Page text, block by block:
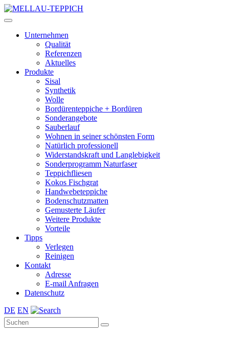
Unternehmen
Qualität
Referenzen
Aktuelles
Produkte
Sisal
Synthetik
Wolle
Bordürenteppiche + Bordüren
Sonderangebote
Sauberlauf
Wohnen in seiner schönsten Form
Natürlich professionell
Widerstandskraft und Langlebigkeit
Sonderprogramm Naturfaser
Teppichfliesen
Kokos Fischgrat
Handwebeteppiche
Bodenschutzmatten
Gemusterte Läufer
Weitere Produkte
Vorteile
Tipps
Verlegen
Reinigen
Kontakt
Adresse
E-mail Anfragen
Datenschutz
DE EN